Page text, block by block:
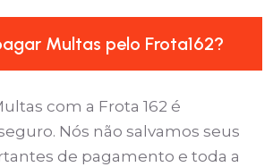
Multas pelo Frota162?
com a Frota 162 é
Nós não salvamos seus
de pagamento e toda a